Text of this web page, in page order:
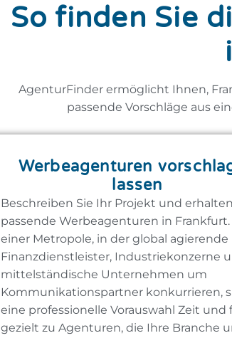
So finden Sie
AgenturFinder ermöglicht Ihnen,
passende Vorschläge aus
Werbeagenturen
lassen
Beschreiben Sie Ihr Projekt und
passende Werbeagenturen in Frankfurt.
einer Metropole, in der global agierende
Finanzdienstleister, Industriekonzerne
mittelständische Unternehmen um
Kommunikationspartner konkurrieren,
eine professionelle Vorauswahl Zeit und
gezielt zu Agenturen, die Ihre Branche